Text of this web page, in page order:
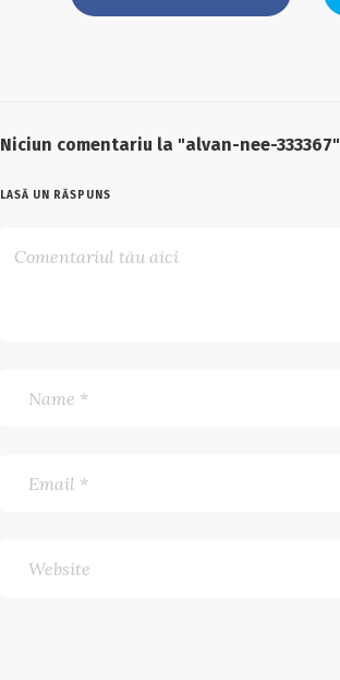
Niciun comentariu la "alvan-nee-333367"
LASĂ UN RĂSPUNS